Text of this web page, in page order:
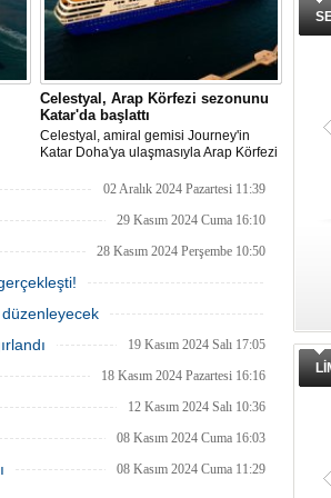
Celestyal, Arap Körfezi sezonunu
Katar'da başlattı
Celestyal, amiral gemisi Journey'in
Katar Doha'ya ulaşmasıyla Arap Körfezi
02 Aralık 2024 Pazartesi 11:39
29 Kasım 2024 Cuma 16:10
28 Kasım 2024 Perşembe 10:50
düzenleyecek
20 Kasım 2024 Çarşamba 17:41
19 Kasım 2024 Salı 17:05
18 Kasım 2024 Pazartesi 16:16
12 Kasım 2024 Salı 10:36
08 Kasım 2024 Cuma 16:03
08 Kasım 2024 Cuma 11:29